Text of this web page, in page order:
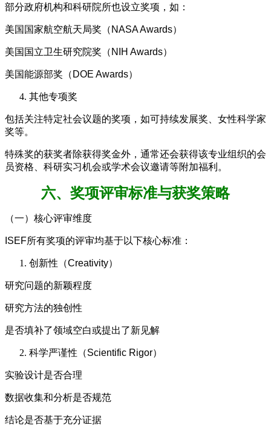
部分政府机构和科研院所也设立奖项，如：
美国国家航空航天局奖（NASA Awards）
美国国立卫生研究院奖（NIH Awards）
美国能源部奖（DOE Awards）
其他专项奖
包括关注特定社会议题的奖项，如可持续发展奖、女性科学家
奖等。
特殊奖的获奖者除获得奖金外，通常还会获得该专业组织的会
员资格、科研实习机会或学术会议邀请等附加福利。
六、奖项评审标准与获奖策略
（一）核心评审维度
ISEF所有奖项的评审均基于以下核心标准：
创新性（Creativity）
研究问题的新颖程度
研究方法的独创性
是否填补了领域空白或提出了新见解
科学严谨性（Scientific Rigor）
实验设计是否合理
数据收集和分析是否规范
结论是否基于充分证据